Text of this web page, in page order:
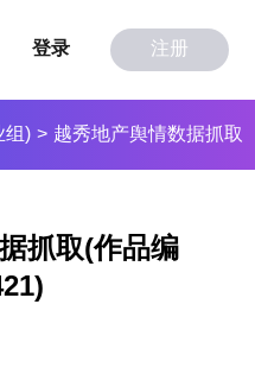
登录 注册
组) > 越秀地产舆情数据抓取
抓取(作品编